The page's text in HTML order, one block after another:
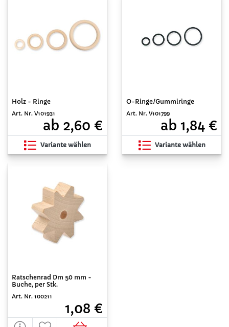
Holz - Ringe
Art. Nr. V101931
ab 2,60 €
Variante wählen
O-Ringe/Gummiringe
Art. Nr. V101799
ab 1,84 €
Variante wählen
Ratschenrad Dm 50 mm -
Buche, per Stk.
Art. Nr. 100211
1,08 €